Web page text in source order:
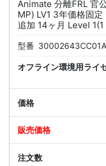
Animate 分離FRL 官
MP) LV1 3年価格固定
追加 14ヶ月 Level
型番
オフライン環境用ライ